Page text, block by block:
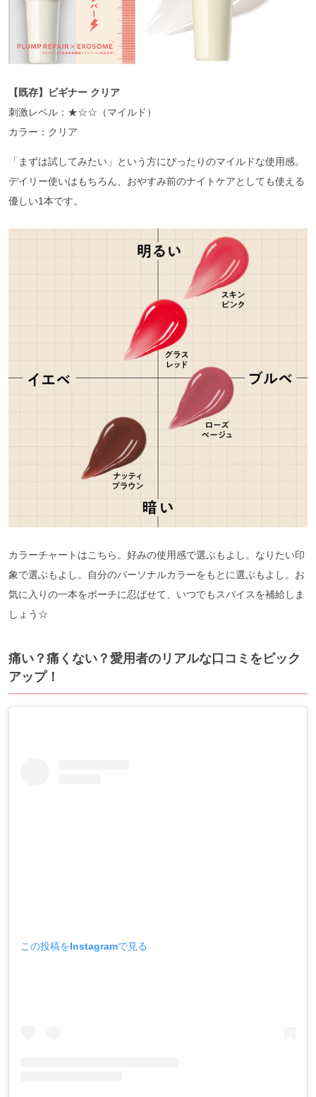
【既存】ビギナー クリア
刺激レベル：★☆☆（マイルド）
カラー：クリア
「まずは試してみたい」という方にぴったりのマイルドな使用感。
デイリー使いはもちろん、おやすみ前のナイトケアとしても使える
優しい1本です。
カラーチャートはこちら。好みの使用感で選ぶもよし。なりたい印
象で選ぶもよし。自分のパーソナルカラーをもとに選ぶもよし。お
気に入りの一本をポーチに忍ばせて、いつでもスパイスを補給しま
しょう☆
痛い？痛くない？愛用者のリアルな口コミをピック
アップ！
この投稿をInstagramで見る